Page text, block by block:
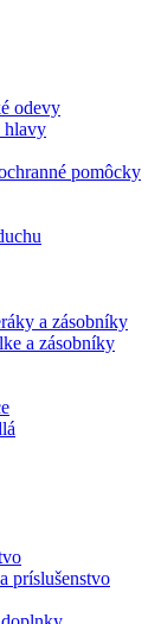
odevy
hlavy
pomôcky
a zásobníky
a zásobníky
príslušenstvo